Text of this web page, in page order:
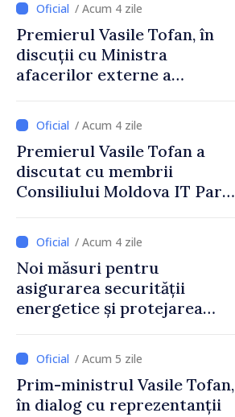
/ Acum 4 zile
Premierul Vasile Tofan, în
discuții cu Ministra
afacerilor externe a
/ Acum 4 zile
Premierul Vasile Tofan a
discutat cu membrii
Consiliului Moldova IT Park:
industriei IT”
/ Acum 4 zile
Noi măsuri pentru
asigurarea securității
energetice și protejarea
de CNMC
/ Acum 5 zile
Prim-ministrul Vasile Tofan,
în dialog cu reprezentanții